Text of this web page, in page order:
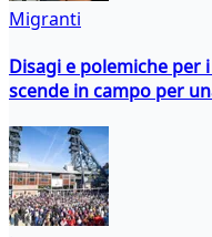
Migranti
Disagi e polemiche per
scende in campo per